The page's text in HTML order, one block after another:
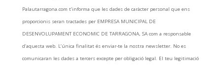
Palau Firal i de Congressos de Tarragona
Carrer Arquitecte Rovira, 2, 43001 Tarragona
+ Google Map
Phone:
Palautarragona.com t’informa que les dades de caràcter personal que ens
proporcionis seran tractades per EMPRESA MUNICIPAL DE
DESENVOLUPAMENT ECONOMIC DE TARRAGONA, SA com a responsable
d’aquesta web. L’única finalitat és enviar-te la nostra newsletter. No es
comunicaran les dades a tercers excepte per obligació legal. El teu legitimació